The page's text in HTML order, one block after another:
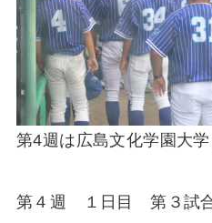
第4週は広島文化学園大学
第４週 １日目 第３試